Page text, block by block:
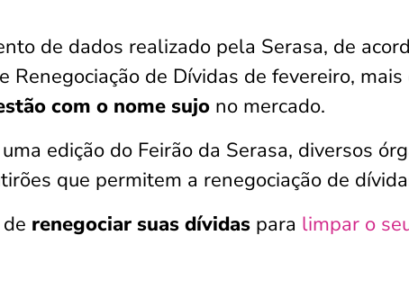
de dados realizado pela Serasa, de
Renegociação de Dívidas de fevereiro, mais
com o nome sujo no mercado.
edição do Feirão da Serasa, diversos
que permitem a renegociação de
renegociar suas dívidas para limpar o